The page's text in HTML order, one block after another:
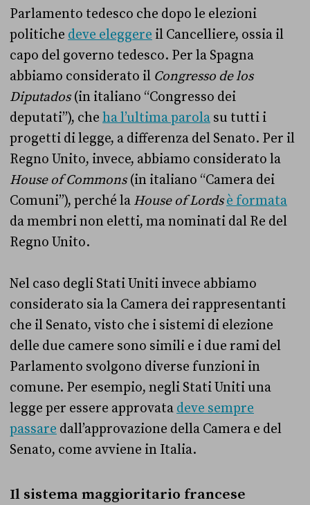
Parlamento tedesco che dopo le elezioni
politiche deve eleggere il Cancelliere, ossia il
capo del governo tedesco. Per la Spagna
abbiamo considerato il Congresso de los
Diputados (in italiano “Congresso dei
deputati”), che ha l’ultima parola su tutti i
progetti di legge, a differenza del Senato. Per il
Regno Unito, invece, abbiamo considerato la
House of Commons (in italiano “Camera dei
Comuni”), perché la House of Lordsè formata
da membri non eletti, ma nominati dal Re del
Regno Unito.
Nel caso degli Stati Uniti invece abbiamo
considerato sia la Camera dei rappresentanti
che il Senato, visto che i sistemi di elezione
delle due camere sono simili e i due rami del
Parlamento svolgono diverse funzioni in
comune. Per esempio, negli Stati Uniti una
legge per essere approvata deve sempre
passare dall’approvazione della Camera e del
Senato, come avviene in Italia.
Il sistema maggioritario francese